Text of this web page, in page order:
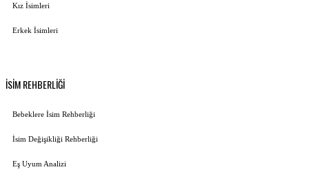
Kız İsimleri
Erkek İsimleri
İSİM REHBERLİĞİ
Bebeklere İsim Rehberliği
İsim Değişikliği Rehberliği
Eş Uyum Analizi